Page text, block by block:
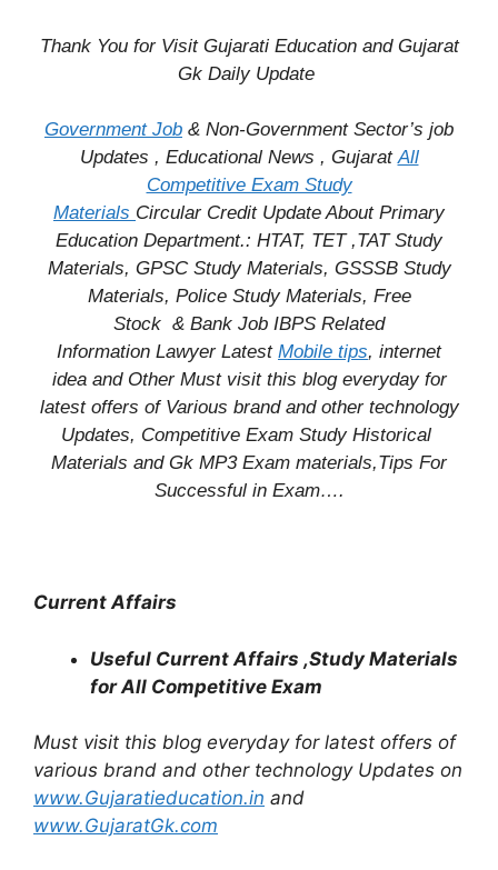
Thank You for Visit Gujarati Education and Gujarat
Gk Daily Update
Government Job & Non-Government Sector’s job
Updates , Educational News , GujaratAll
Competitive Exam Study
Materials Circular CreditUpdate About Primary
Education Department.: HTAT, TET ,TAT Study
Materials, GPSC Study Materials, GSSSB Study
Materials, Police Study Materials, Free
Stock & Bank Job IBPS Related
Information Lawyer Latest Mobile tips, internet
ideaand Other Must visit this blog everyday for
latest offers of Various brand and other technology
Updates, Competitive Exam Study Historical
Materials and Gk MP3 Exam materials,Tips For
Successfulin Exam….
Current Affairs
Useful Current Affairs ,Study Materials
for All Competitive Exam
Must visit this blog everyday for latest offers of
various brand and other technology Updates on
www.Gujaratieducation.in and
www.GujaratGk.com